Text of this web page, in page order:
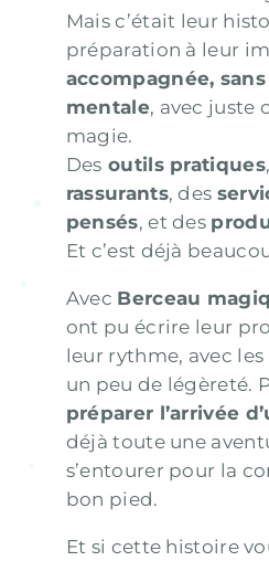
Mais c’était leur
préparation à leur
accompagnée,
mentale, avec juste
magie.
Des outils pratiques
rassurants, des
pensés, et des
Et c’est déjà
Avec Berceau
ont pu écrire leur
leur rythme, avec
un peu de légèreté.
préparer l’arrivée
déjà toute une
s’entourer pour la
bon pied.
Et si cette histoire